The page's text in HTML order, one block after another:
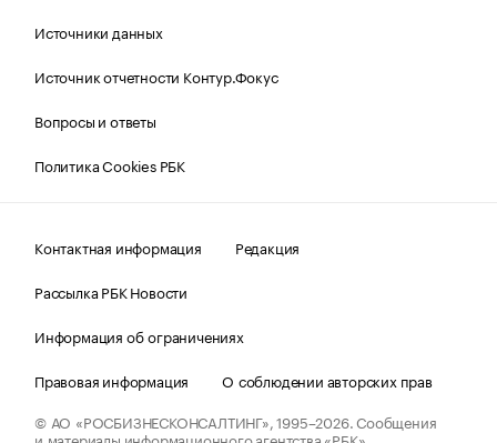
Источники данных
Источник отчетности Контур.Фокус
Вопросы и ответы
Политика Cookies РБК
Контактная информация
Редакция
Рассылка РБК Новости
Информация об ограничениях
Правовая информация
О соблюдении авторских прав
© АО «РОСБИЗНЕСКОНСАЛТИНГ»,1995–2026.Сообщения